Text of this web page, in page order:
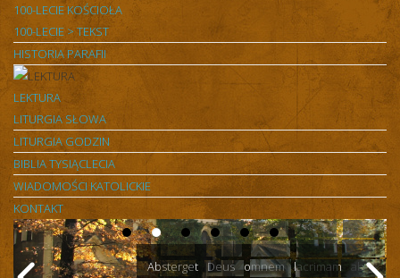
100-LECIE KOŚCIOŁA
100-LECIE > TEKST
HISTORIA PARAFII
LEKTURA
LITURGIA SŁOWA
LITURGIA GODZIN
BIBLIA TYSIĄCLECIA
WIADOMOŚCI KATOLICKIE
KONTAKT
Absterget Deus omnem lacrimam ab